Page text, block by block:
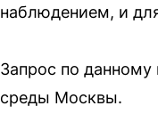
наблюдением, и
Запрос по
среды Москвы.